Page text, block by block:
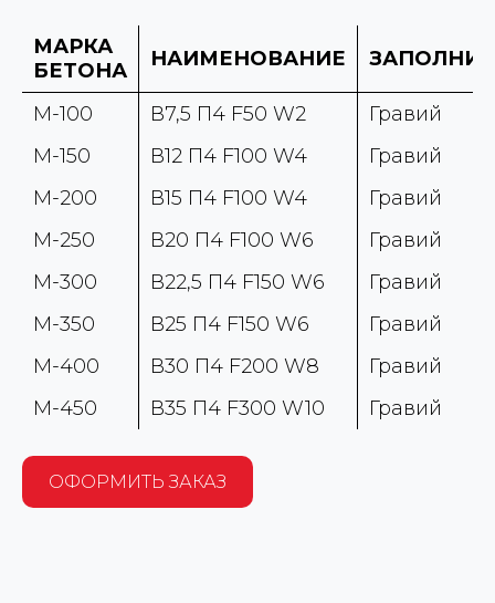
МАРКА
БЕТОНА
НАИМЕНОВАНИЕ
М-100 В7,5 П4 F50 W2
Гравий
М-150
В12 П4 F100 W4
Гравий
М-200
В15 П4 F100 W4
Гравий
М-250
В20 П4 F100 W6
Гравий
М-300
В22,5 П4 F150 W6
Гравий
М-350
В25 П4 F150 W6
Гравий
М-400
В30 П4 F200 W8
Гравий
М-450
В35 П4 F300 W10 Гравий
ОФОРМИТЬ ЗАКАЗ